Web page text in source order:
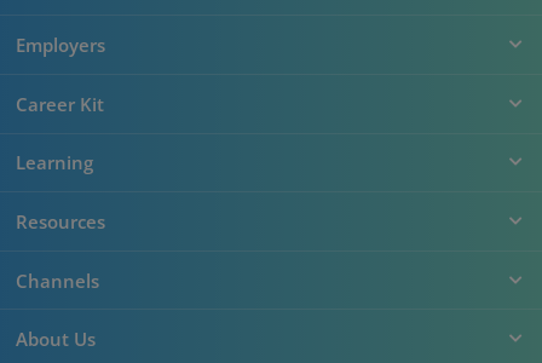
Employers
Career Kit
Learning
Resources
Channels
About Us